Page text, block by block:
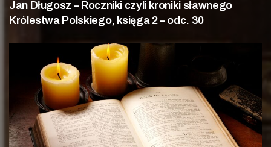
Jan Długosz – Roczniki czyli kroniki sławnego
Królestwa Polskiego, księga 2 – odc. 30